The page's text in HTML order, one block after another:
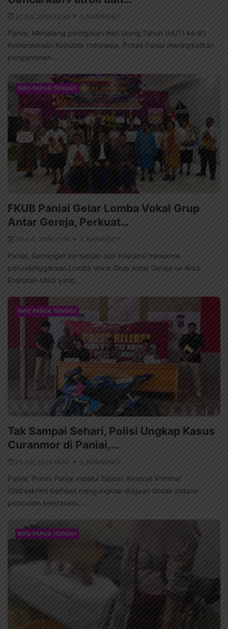
31 Juli, 2026 14:39 NABIRENET
Paniai, Menjelang peringatan Hari Ulang Tahun (HUT) ke-81
Kemerdekaan Republik Indonesia, Polres Paniai meningkatkan
pengamanan...
INFO PAPUA TENGAH
FKUB Paniai Gelar Lomba Vokal Grup
Antar Gereja, Perkuat…
30 Juli, 2026 17:59 NABIRENET
Paniai, Semangat persatuan dan toleransi mewarnai
penyelenggaraan Lomba Vokal Grup Antar Gereja se-Kota
Enarotali–Madi yang...
INFO PAPUA TENGAH
Tak Sampai Sehari, Polisi Ungkap Kasus
Curanmor di Paniai,…
29 Juli, 2026 18:00 NABIRENET
Paniai, Polres Paniai melalui Satuan Reserse Kriminal
(Satreskrim) berhasil mengungkap dugaan tindak pidana
pencurian kendaraan...
INFO PAPUA TENGAH